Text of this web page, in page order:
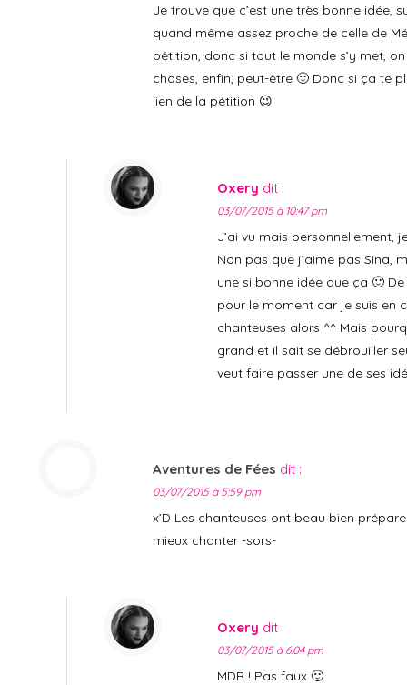
Je trouve que c’est une très bonne idée,
quand même assez proche de celle de
pétition, donc si tout le monde s’y met,
choses, enfin, peut-être 🙂 Donc si ça te
lien de la pétition 😉
Oxery dit :
03/07/2015 à 10:47 pm
J’ai vu mais personnellement,
Non pas que j’aime pas Sina,
une si bonne idée que ça 🙂
pour le moment car je suis en
chanteuses alors ^^ Mais
grand et il sait se débrouiller
veut faire passer une de ses
Aventures de Fées dit :
03/07/2015 à 5:59 pm
x’D Les chanteuses ont beau bien
mieux chanter -sors-
Oxery dit :
03/07/2015 à 6:04 pm
MDR ! Pas faux 🙂